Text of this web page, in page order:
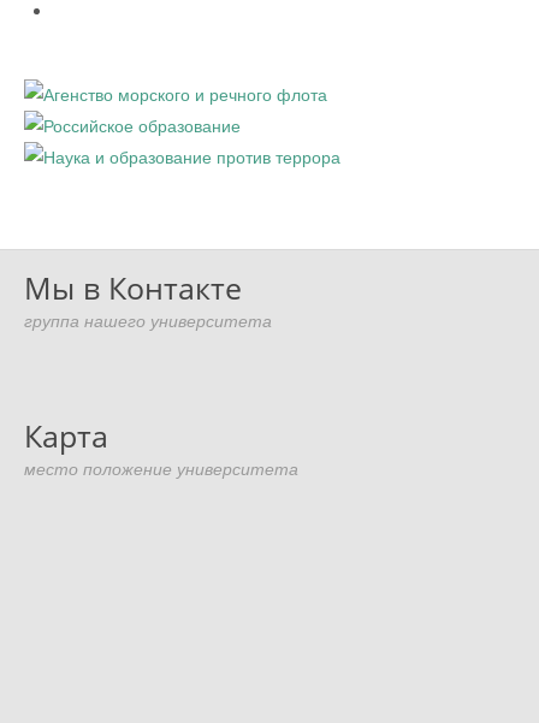
Мы в Контакте
группа нашего университета
Карта
место положение университета